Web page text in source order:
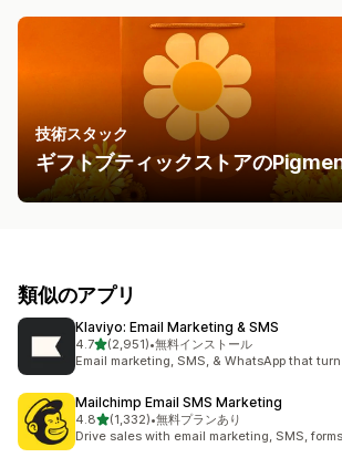
技術スタック
ギフトブティックストアの
類似のアプリ
Klaviyo: Email Marketing & SMS
4.75つ星中
(2,951)
合計レビュー数：2951件
•無料インストール
Email marketing, SMS, & WhatsApp that
Mailchimp Email SMS Marketing
4.85つ星中
(1,332)
合計レビュー数：1332件
•無料プランあり
Drive sales with email marketing, SMS,